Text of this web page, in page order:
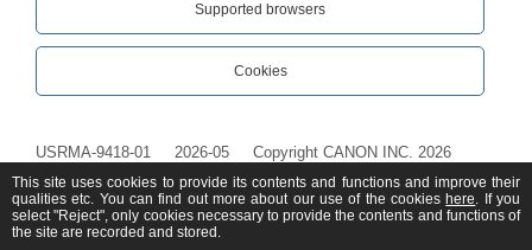
Supported browsers
Cookies
USRMA-9418-01 2026-05 Copyright CANON INC. 2026
This site uses cookies to provide its contents and functions and improve their
qualities etc. You can find out more about our use of the cookies here. If you
select "Reject", only cookies necessary to provide the contents and functions of
the site are recorded and stored.